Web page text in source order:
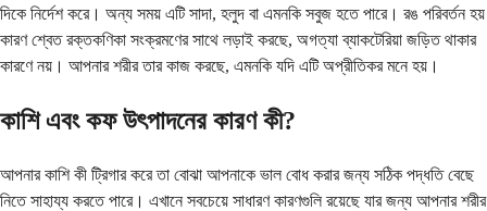
দিকে নির্দেশ করে। অন্য সময় এটি সাদা, হলুদ বা এমনকি সবুজ হতে পারে। রঙ পরিবর্তন হয়
কারণ শ্বেত রক্তকণিকা সংক্রমণের সাথে লড়াই করছে, অগত্যা ব্যাকটেরিয়া জড়িত থাকার
কারণে নয়। আপনার শরীর তার কাজ করছে, এমনকি যদি এটি অপ্রীতিকর মনে হয়।
কাশি এবং কফ উৎপাদনের কারণ কী?
আপনার কাশি কী ট্রিগার করে তা বোঝা আপনাকে ভাল বোধ করার জন্য সঠিক পদ্ধতি বেছে
নিতে সাহায্য করতে পারে। এখানে সবচেয়ে সাধারণ কারণগুলি রয়েছে যার জন্য আপনার শরীর